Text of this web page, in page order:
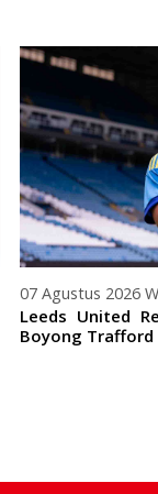
07 Agustus 2026
Leeds United
Boyong Trafford